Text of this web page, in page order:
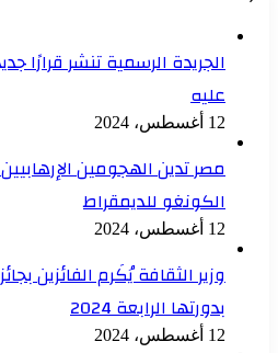
الجريدة الرسمية تنشر قرارًا
عليه
12 أغسطس، 2024
مصر تدين الهجومين
الكونغو للديمقراط
12 أغسطس، 2024
وزير الثقافة يُكَرم الفائزين
بدورتها الرابعة 2024
12 أغسطس، 2024